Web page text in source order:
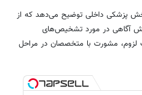
پزشکی داخلی توضیح می‌دهد که از
آگاهی در مورد تشخیص‌های
لزوم، مشورت با متخصصان در مراحل